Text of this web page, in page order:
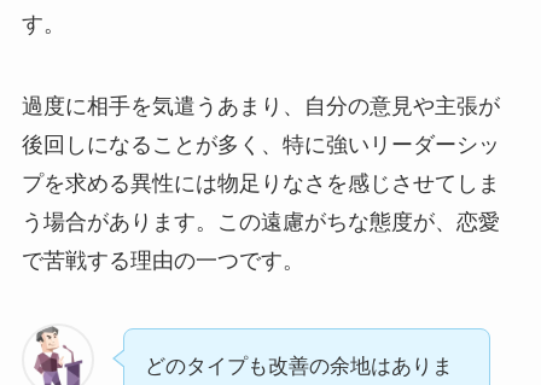
す。
過度に相手を気遣うあまり、自分の意見や主張が
後回しになることが多く、特に強いリーダーシッ
プを求める異性には物足りなさを感じさせてしま
う場合があります。この遠慮がちな態度が、恋愛
で苦戦する理由の一つです。
どのタイプも改善の余地はありま